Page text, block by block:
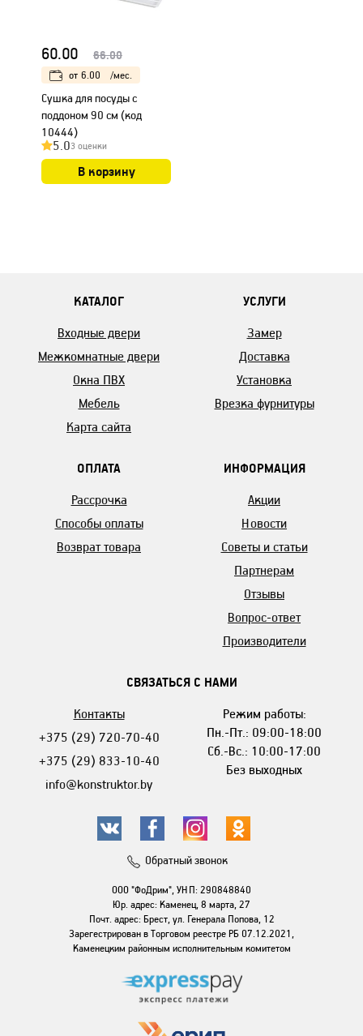
60.00 66.00
от 6.00 /мес.
Сушка для посуды с
поддоном 90 см (код
10444)
5.03 оценки
В корзину
КАТАЛОГ
Входные двери
Межкомнатные двери
Окна ПВХ
Мебель
Карта сайта
УСЛУГИ
Замер
Доставка
Установка
Врезка фурнитуры
ОПЛАТА
Рассрочка
Способы оплаты
Возврат товара
ИНФОРМАЦИЯ
Акции
Новости
Советы и статьи
Партнерам
Отзывы
Вопрос-ответ
Производители
СВЯЗАТЬСЯ С НАМИ
Контакты
+375 (29) 720-70-40
+375 (29) 833-10-40
info@konstruktor.by
Режим работы:
Пн.-Пт.: 09:00-18:00
Сб.-Вс.: 10:00-17:00
Без выходных
Обратный звонок
ООО "ФоДрим", УНП: 290848840
Юр. адрес: Каменец, 8 марта, 27
Почт. адрес: Брест, ул. Генерала Попова, 12
Зарегестрирован в Торговом реестре РБ 07.12.2021,
Каменецким районным исполнительным комитетом